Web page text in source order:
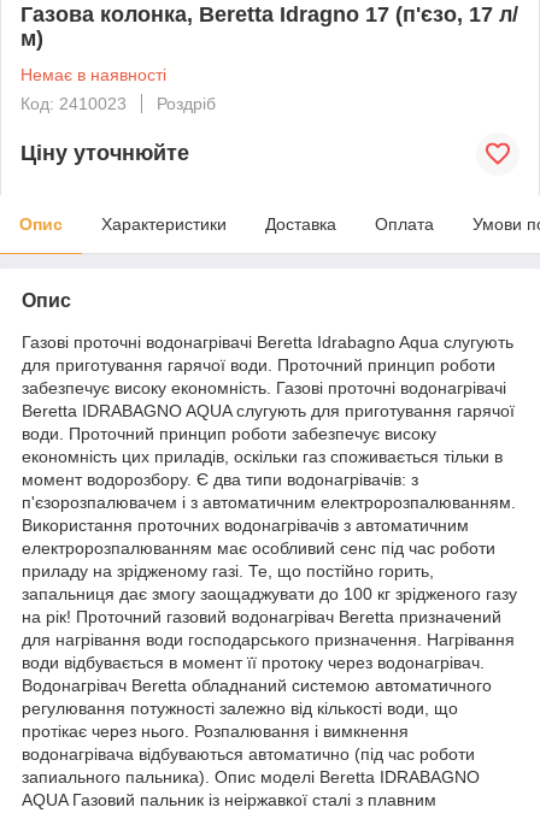
Газова колонка, Beretta Idragno 17 (п'єзо, 17 л/
м)
Немає в наявності
Код: 2410023
Роздріб
Ціну уточнюйте
Опис Характеристики Доставка Оплата Умови
Опис
Газові проточні водонагрівачі Beretta Idrabagno Aqua слугують
для приготування гарячої води. Проточний принцип роботи
забезпечує високу економність. Газові проточні водонагрівачі
Beretta IDRABAGNO AQUA слугують для приготування гарячої
води. Проточний принцип роботи забезпечує високу
економність цих приладів, оскільки газ споживається тільки в
момент водорозбору. Є два типи водонагрівачів: з
п'єзорозпалювачем і з автоматичним електророзпалюванням.
Використання проточних водонагрівачів з автоматичним
електророзпалюванням має особливий сенс під час роботи
приладу на зрідженому газі. Те, що постійно горить,
запальниця дає змогу заощаджувати до 100 кг зрідженого газу
на рік! Проточний газовий водонагрівач Beretta призначений
для нагрівання води господарського призначення. Нагрівання
води відбувається в момент її протоку через водонагрівач.
Водонагрівач Beretta обладнаний системою автоматичного
регулювання потужності залежно від кількості води, що
протікає через нього. Розпалювання і вимкнення
водонагрівача відбуваються автоматично (під час роботи
запиального пальника). Опис моделі Beretta IDRABAGNO
AQUA Газовий пальник із неіржавкої сталі з плавним